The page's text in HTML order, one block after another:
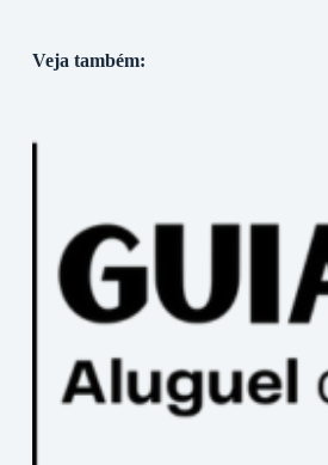
Veja também: